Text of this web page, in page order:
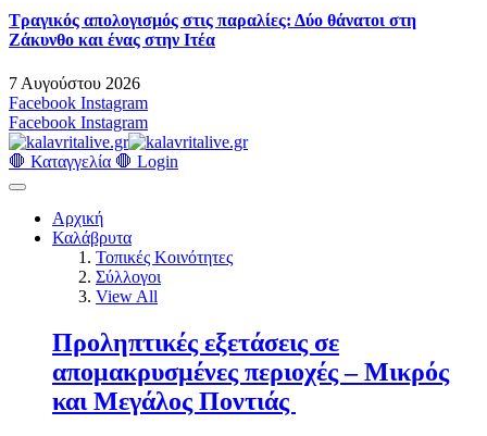
Τραγικός απολογισμός στις παραλίες: Δύο θάνατοι στη
Ζάκυνθο και ένας στην Ιτέα
7 Αυγούστου 2026
Facebook Instagram
Facebook Instagram
🛑 Καταγγελία 🛑 Login
Αρχική
Καλάβρυτα
Τοπικές Κοινότητες
Σύλλογοι
View All
Προληπτικές εξετάσεις σε
απομακρυσμένες περιοχές – Μικρός
και Μεγάλος Ποντιάς